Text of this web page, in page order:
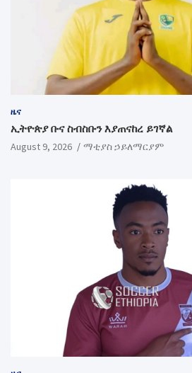
ዜና
ኢትዮጵያ ቡና ስብስቡን እያጠናከረ ይገኛል
August 9, 2026 ማቲያስ ኃይለማርያም